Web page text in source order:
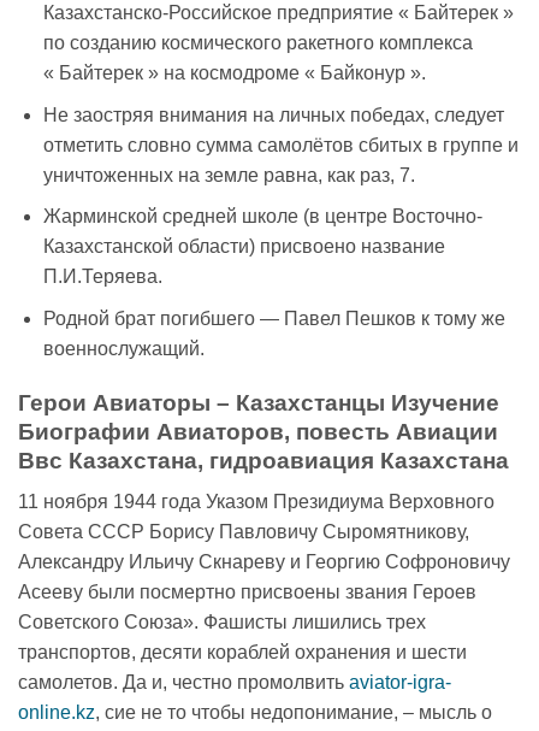
Казахстанско-Российское предприятие « Байтерек »
по созданию космического ракетного комплекса
« Байтерек » на космодроме « Байконур ».
Не заостряя внимания на личных победах, следует
отметить словно сумма самолётов сбитых в группе и
уничтоженных на земле равна, как раз, 7.
Жарминской средней школе (в центре Восточно-
Казахстанской области) присвоено название
П.И.Теряева.
Родной брат погибшего — Павел Пешков к тому же
военнослужащий.
Герои Авиаторы – Казахстанцы Изучение
Биографии Авиаторов, повесть Авиации
Ввс Казахстана, гидроавиация Казахстана
11 ноября 1944 года Указом Президиума Верховного
Совета СССР Борису Павловичу Сыромятникову,
Александру Ильичу Скнареву и Георгию Софроновичу
Асееву были посмертно присвоены звания Героев
Советского Союза». Фашисты лишились трех
транспортов, десяти кораблей охранения и шести
самолетов. Да и, честно промолвить aviator-igra-
online.kz, сие не то чтобы недопонимание, – мысль о